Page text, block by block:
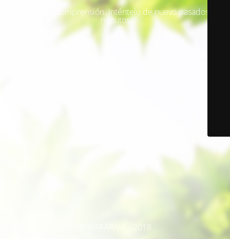
Gracias por su comprensión. Inténtelo de nuevo pasados unos
minutos
© VIAFARMA - 2018